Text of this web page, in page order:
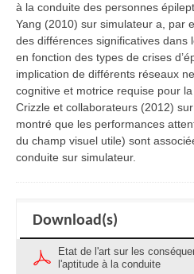
à la conduite des personnes
Yang (2010) sur simulateur a, par
des différences significatives dans
en fonction des types de crises
implication de différents réseaux
cognitive et motrice requise pour
Crizzle et collaborateurs (2012)
montré que les performances
du champ visuel utile) sont
conduite sur simulateur.
Download(s)
Etat de l'art sur les
l'aptitude à la conduite